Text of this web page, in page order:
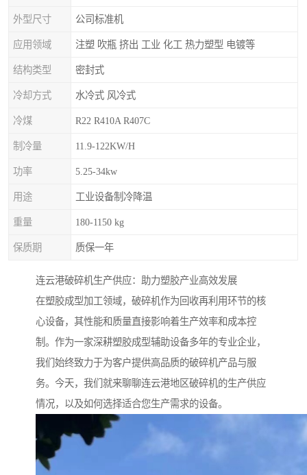
外型尺寸 公司标准机
应用领域 注塑 吹瓶 挤出 工业 化工 热力塑型 电镀等
结构类型 密封式
冷却方式 水冷式 风冷式
冷煤 R22 R410A R407C
制冷量 11.9-122KW/H
功率 5.25-34kw
用途 工业设备制冷降温
重量 180-1150 kg
保质期 质保一年
连云港破碎机生产供应：助力塑胶产业高效发展
在塑胶成型加工领域，破碎机作为回收再利用环节的核
心设备，其性能和质量直接影响着生产效率和成本控
制。作为一家深耕塑胶成型辅助设备多年的专业企业，
我们始终致力于为客户提供高品质的破碎机产品与服
务。今天，我们就来聊聊连云港地区破碎机的生产供应
情况，以及如何选择适合您生产需求的设备。